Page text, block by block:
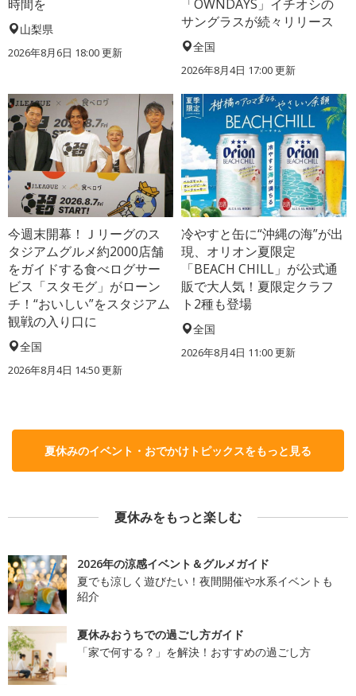
時間を
山梨県
2026年8月6日 18:00更新
「OWNDAYS」イチオシの
サングラスが続々リリース
全国
2026年8月4日 17:00更新
今週末開幕！Ｊリーグのス
タジアムグルメ約2000店舗
をガイドする食べログサー
ビス「スタモグ」がローン
チ！“おいしい”をスタジアム
観戦の入り口に
全国
2026年8月4日 14:50更新
冷やすと缶に“沖縄の海”が出
現、オリオン夏限定
「BEACH CHILL」が公式通
販で大人気！夏限定クラフ
ト2種も登場
全国
2026年8月4日 11:00更新
夏休みのイベント・おでかけトピックスをもっと見る
夏休みをもっと楽しむ
2026年の涼感イベント＆グルメガイド
夏でも涼しく遊びたい！夜間開催や水系イベントも
紹介
夏休みおうちでの過ごし方ガイド
「家で何する？」を解決！おすすめの過ごし方